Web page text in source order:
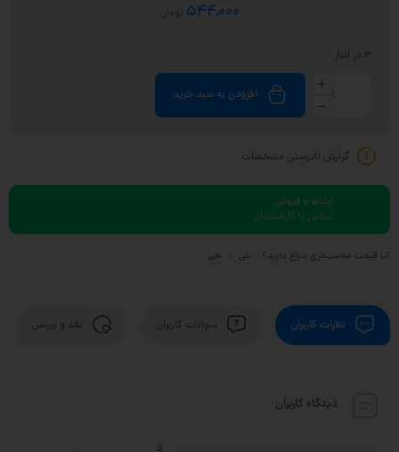
544,000 تومان
3 در انبار
افزودن به سبد خرید
گزارش نادرستی مشخصات
ارتباط با فروش
تماس با کارشناسان
آیا قیمت مناسب‌تری سراغ دارید؟ بلی خیر
نظرات کاربران سوالات کاربران نقد و بررسی
دیدگاه کاربران